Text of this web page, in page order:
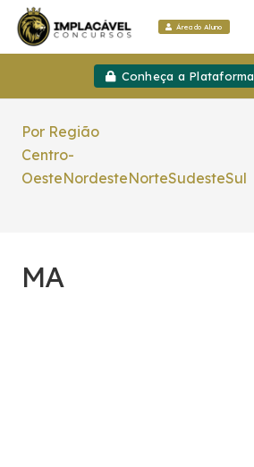
Área do Aluno
Conheça a Plataforma
Por Região
Centro-
OesteNordesteNorteSudesteSul
MA